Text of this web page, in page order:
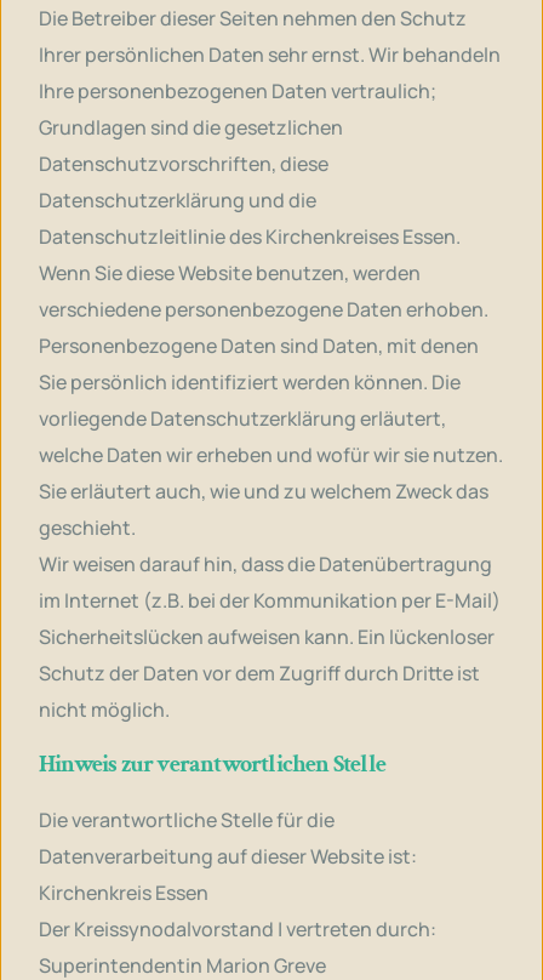
Die Betreiber dieser Seiten nehmen den Schutz
Ihrer persönlichen Daten sehr ernst. Wir behandeln
Ihre personenbezogenen Daten vertraulich;
Grundlagen sind die gesetzlichen
Datenschutzvorschriften, diese
Datenschutzerklärung und die
Datenschutzleitlinie des Kirchenkreises Essen.
Wenn Sie diese Website benutzen, werden
verschiedene personenbezogene Daten erhoben.
Personenbezogene Daten sind Daten, mit denen
Sie persönlich identifiziert werden können. Die
vorliegende Datenschutzerklärung erläutert,
welche Daten wir erheben und wofür wir sie nutzen.
Sie erläutert auch, wie und zu welchem Zweck das
geschieht.
Wir weisen darauf hin, dass die Datenübertragung
im Internet (z.B. bei der Kommunikation per E-Mail)
Sicherheitslücken aufweisen kann. Ein lückenloser
Schutz der Daten vor dem Zugriff durch Dritte ist
nicht möglich.
Hinweis zur verantwortlichen Stelle
Die verantwortliche Stelle für die
Datenverarbeitung auf dieser Website ist:
Kirchenkreis Essen
Der Kreissynodalvorstand | vertreten durch:
Superintendentin Marion Greve